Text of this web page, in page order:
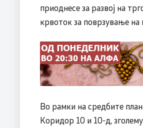
приоднесе за развој на
крвоток за поврзување
Во рамки на средбите
Коридор 10 и 10-д,